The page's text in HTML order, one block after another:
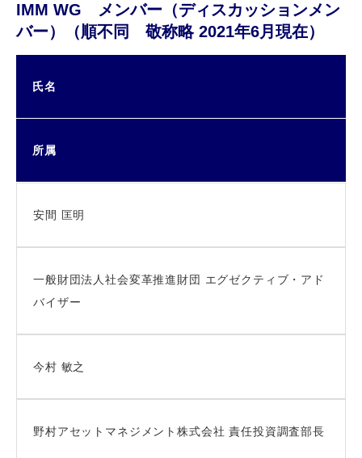
IMM WG メンバー（ディスカッションメン
バー）（順不同 敬称略 2021年6月現在）
氏名
所属
安間 匡明
一般財団法人社会変革推進財団 エグゼクティブ・アド
バイザー
今村 敏之
野村アセットマネジメント株式会社 責任投資調査部長